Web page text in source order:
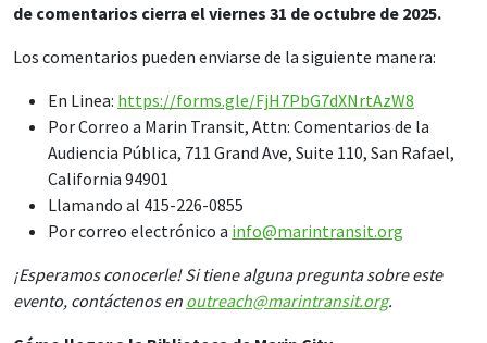
de comentarios cierra el viernes 31 de octubre de 2025.
Los comentarios pueden enviarse de la siguiente manera:
En Linea: https://forms.gle/FjH7PbG7dXNrtAzW8
Por Correo a Marin Transit, Attn: Comentarios de la
Audiencia Pública, 711 Grand Ave, Suite 110, San Rafael,
California 94901
Llamando al 415-226-0855
Por correo electrónico a info@marintransit.org
¡Esperamos conocerle! Si tiene alguna pregunta sobre este
evento, contáctenos en outreach@marintransit.org.